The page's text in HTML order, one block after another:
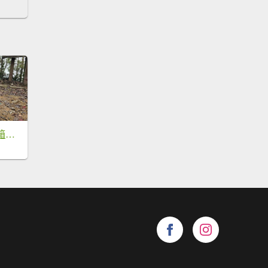
【新入手雨鞋，開箱嘍~~🤣🤣】魔王小百岳-尾寮山⛰️第20刷了!